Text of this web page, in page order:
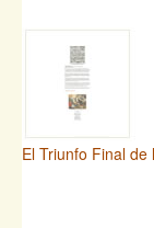
El Triunfo Final